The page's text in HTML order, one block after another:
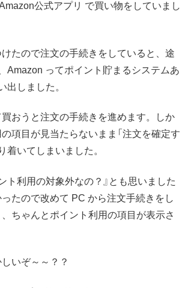
公式アプリ で買い物をしていまし
たので注文の手続きをしていると、途
Amazon ってポイント貯まるシステムあ
出しました。
おうと注文の手続きを進めます。しか
項目が見当たらないまま「注文を確定す
着いてしまいました。
ト利用の対象外なの？』とも思いました
たので改めて PC から注文手続きをし
ちゃんとポイント利用の項目が表示さ
いぞ～～？？